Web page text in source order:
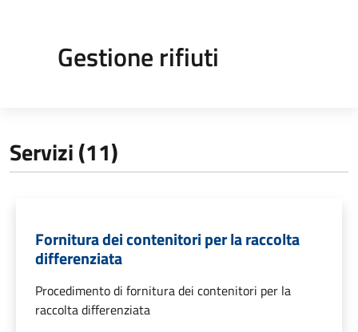
Gestione rifiuti
Servizi (11)
Fornitura dei contenitori per la raccolta
differenziata
Procedimento di fornitura dei contenitori per la
raccolta differenziata